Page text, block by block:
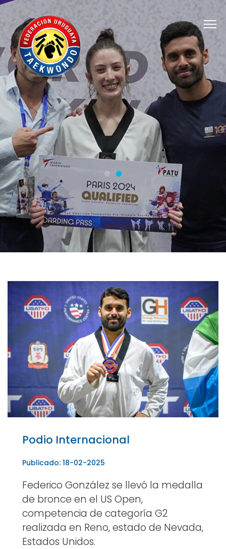
Podio Internacional
Publicado: 18-02-2025
Federico González se llevó la medalla
de bronce en el US Open,
competencia de categoría G2
realizada en Reno, estado de Nevada,
Estados Unidos.